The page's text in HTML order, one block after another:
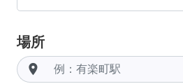
場所
room